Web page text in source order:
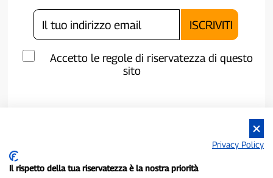
Accetto le regole di riservatezza di questo
sito
Privacy Policy
Il rispetto della tua riservatezza è la nostra priorità